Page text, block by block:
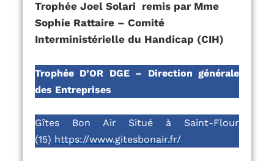
Trophée Joel Solari remis par Mme
Sophie Rattaire – Comité
Interministérielle du Handicap (CIH)
Trophée D’OR DGE – Direction générale
des Entreprises
Gîtes Bon Air Situé à Saint-Flour
(15) https://www.gitesbonair.fr/